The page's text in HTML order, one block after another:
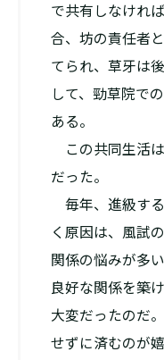
で共有しなけれ
合、坊の責任者
てられ、草牙は
して、勁草院で
ある。
この共同生活
だった。
毎年、進級す
く原因は、風試
関係の悩みが多
良好な関係を築
大変だったのだ
せずに済むのが